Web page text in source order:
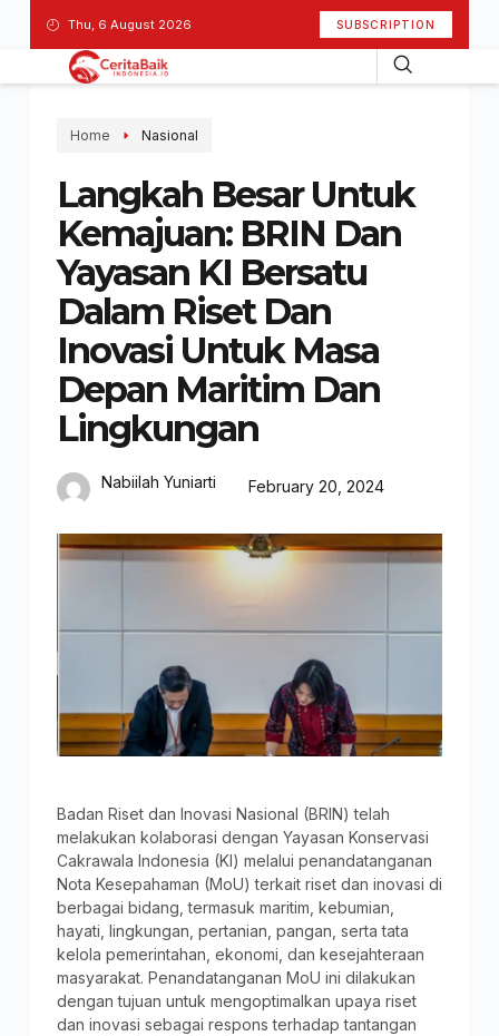
Thu, 6 August 2026 SUBSCRIPTION
Home Nasional
Langkah Besar Untuk
Kemajuan: BRIN Dan
Yayasan KI Bersatu
Dalam Riset Dan
Inovasi Untuk Masa
Depan Maritim Dan
Lingkungan
Nabiilah Yuniarti February 20, 2024
Badan Riset dan Inovasi Nasional (BRIN) telah
melakukan kolaborasi dengan Yayasan Konservasi
Cakrawala Indonesia (KI) melalui penandatanganan
Nota Kesepahaman (MoU) terkait riset dan inovasi di
berbagai bidang, termasuk maritim, kebumian,
hayati, lingkungan, pertanian, pangan, serta tata
kelola pemerintahan, ekonomi, dan kesejahteraan
masyarakat. Penandatanganan MoU ini dilakukan
dengan tujuan untuk mengoptimalkan upaya riset
dan inovasi sebagai respons terhadap tantangan